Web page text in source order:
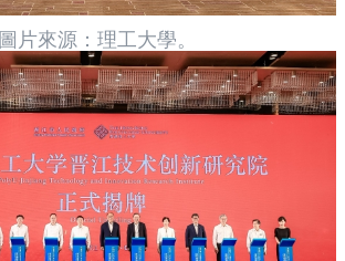
圖片來源：理工大學。